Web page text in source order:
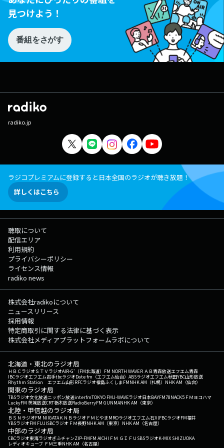
見つけよう！
番組をさがす
radiko.jp
ラジコプレミアムに登録すると日本全国のラジオが聴き放題！
詳しくはこちら
聴取について
配信エリア
利用規約
プライバシーポリシー
ライセンス情報
radiko news
株式会社radikoについて
ニュースリリース
採用情報
特定商取引に関する法律に基づく表示
株式会社メディアプラットフォームラボについて
北海道・東北のラジオ局
ＨＢＣラジオＳＴＶラジオAIR-G'（FM北海道） FM NORTH WAVEＲＡＢ青森放送エフエム青森
IBCラジオエフエム岩手tbcラジオDate fm（エフエム仙台） ABSラジオエフエム秋田YBC山形放送
Rhythm Station エフエム山形RFCラジオ福島ふくしまFMNHK AM（札幌） NHK AM（仙台）
関東のラジオ局
TBSラジオ文化放送ニッポン放送interfmTOKYO FMJ-WAVEラジオ日本BAYFM78NACK5 ＦＭヨコハマ
LuckyFM 茨城放送CRT栃木放送RadioBerryFM GUNMANHK AM（東京）
北陸・甲信越のラジオ局
ＢＳＮラジオFM NIIGATAＫＮＢラジオ ＦＭとやまMROラジオエフエム石川FBCラジオFM福井
YBSラジオFM FUJISBCラジオ ＦＭ長野NHK AM（東京） NHK AM（名古屋）
中部のラジオ局
CBCラジオ東海ラジオぎふチャンZIP-FMFM AICHI ＦＭ ＧＩＦＵ SBSラジオK-MIX SHIZUOKA
レディオキューブ ＦＭ三重NHK AM（名古屋）